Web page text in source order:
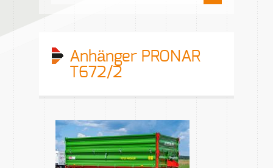
Anhänger PRONAR
T672/2